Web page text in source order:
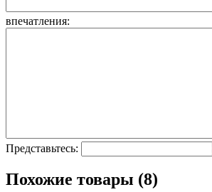
впечатления:
Представьтесь:
Похожие товары (8)